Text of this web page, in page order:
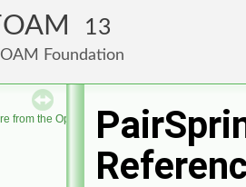
13
Foundation
from the OpenFOAM Foundation